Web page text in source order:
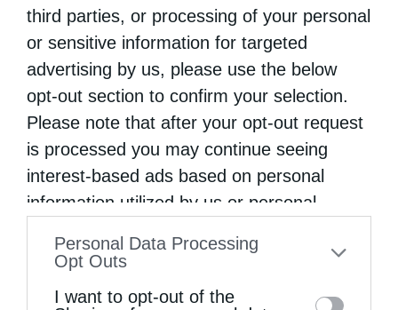
third parties, or processing of your personal
or sensitive information for targeted
advertising by us, please use the below
opt-out section to confirm your selection.
Please note that after your opt-out request
is processed you may continue seeing
interest-based ads based on personal
information utilized by us or personal
to your opt-out. You may separately opt-out
Personal Data Processing
Opt Outs
I want to opt-out of the
ΜΟΙΡΑΣΟΥ 0
Προηγούμενο άρθρο
Συγχαρητήρια Ομπάμα για την 25η επέτειο από την εκλογή
του Πατριάρχη Βαρθολομαίου
Επόμενο άρθρο
Τιμήθηκε η 104η επέτειος της απελευθέρωσης της
Χαλάστρας
ΔΕΙΤΕ ΕΠΙΣΗΣ